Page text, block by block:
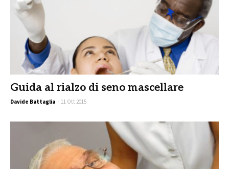
Guida al rialzo di seno mascellare
Davide Battaglia - 11 Ott 2015